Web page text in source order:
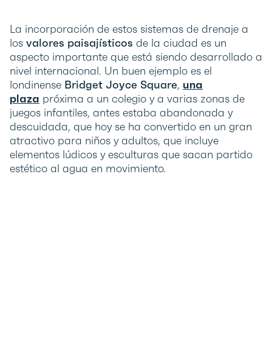
La incorporación de estos sistemas de drenaje a
los valores paisajísticos de la ciudad es un
aspecto importante que está siendo desarrollado a
nivel internacional. Un buen ejemplo es el
londinense Bridget Joyce Square, una
plaza próxima a un colegio y a varias zonas de
juegos infantiles, antes estaba abandonada y
descuidada, que hoy se ha convertido en un gran
atractivo para niños y adultos, que incluye
elementos lúdicos y esculturas que sacan partido
estético al agua en movimiento.